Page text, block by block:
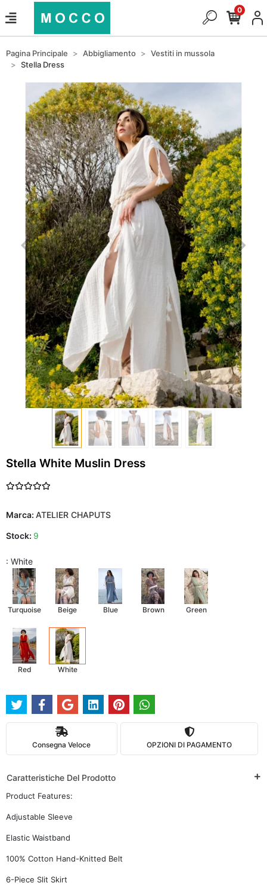
0
Pagina Principale Abbigliamento
Vestiti in mussola
Stella Dress
Stella White Muslin Dress
Marca: ATELIER CHAPUTS
Stock: 9
: White
Turquoise Beige Blue Brown Green
Red White
Consegna Veloce OPZIONI DI PAGAMENTO
Caratteristiche Del Prodotto
Product Features:
Adjustable Sleeve
Elastic Waistband
100% Cotton Hand-Knitted Belt
6-Piece Slit Skirt